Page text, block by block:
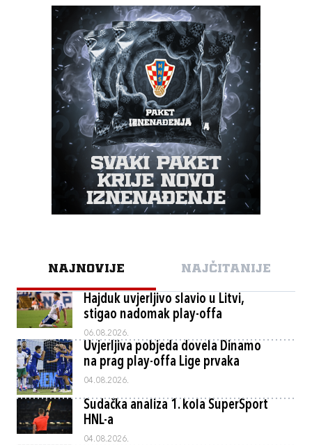
NAJNOVIJE NAJČITANIJE
Hajduk uvjerljivo slavio u Litvi,
stigao nadomak play-offa
06.08.2026.
Uvjerljiva pobjeda dovela Dinamo
na prag play-offa Lige prvaka
04.08.2026.
Sudačka analiza 1. kola SuperSport
HNL-a
04.08.2026.